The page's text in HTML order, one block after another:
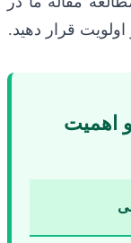
اولویت قرار دهید.
اهمیت